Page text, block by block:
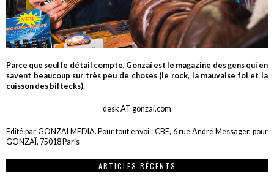
Parce que seul le détail compte, Gonzaï est le magazine des gens qui en
savent beaucoup sur très peu de choses (le rock, la mauvaise foi et la
cuisson des biftecks).
desk AT gonzai.com
Edité par GONZAÏ MEDIA. Pour tout envoi : CBE, 6 rue André Messager, pour
GONZAÏ, 75018 Paris
ARTICLES RÉCENTS